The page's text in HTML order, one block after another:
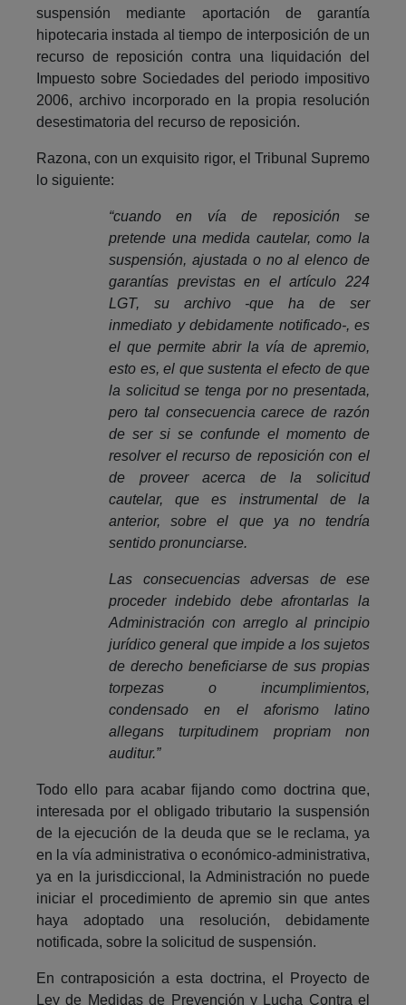
suspensión mediante aportación de garantía
hipotecaria instada al tiempo de interposición de un
recurso de reposición contra una liquidación del
Impuesto sobre Sociedades del periodo impositivo
2006, archivo incorporado en la propia resolución
desestimatoria del recurso de reposición.
Razona, con un exquisito rigor, el Tribunal Supremo
lo siguiente:
“cuando en vía de reposición se
pretende una medida cautelar, como la
suspensión, ajustada o no al elenco de
garantías previstas en el artículo 224
LGT, su archivo -que ha de ser
inmediato y debidamente notificado-, es
el que permite abrir la vía de apremio,
esto es, el que sustenta el efecto de que
la solicitud se tenga por no presentada,
pero tal consecuencia carece de razón
de ser si se confunde el momento de
resolver el recurso de reposición con el
de proveer acerca de la solicitud
cautelar, que es instrumental de la
anterior, sobre el que ya no tendría
sentido pronunciarse.
Las consecuencias adversas de ese
proceder indebido debe afrontarlas la
Administración con arreglo al principio
jurídico general que impide a los sujetos
de derecho beneficiarse de sus propias
torpezas o incumplimientos,
condensado en el aforismo latino
allegans turpitudinem propriam non
auditur.”
Todo ello para acabar fijando como doctrina que,
interesada por el obligado tributario la suspensión
de la ejecución de la deuda que se le reclama, ya
en la vía administrativa o económico-administrativa,
ya en la jurisdiccional, la Administración no puede
iniciar el procedimiento de apremio sin que antes
haya adoptado una resolución, debidamente
notificada, sobre la solicitud de suspensión.
En contraposición a esta doctrina, el Proyecto de
Ley de Medidas de Prevención y Lucha Contra el